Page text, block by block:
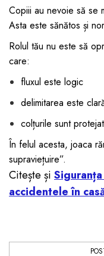
Copiii au nevoie să se
Asta este sănătos și
Rolul tău nu este să
care:
fluxul este logic
delimitarea este
colțurile sunt
În felul acesta, joaca
supraviețuire”.
Citește și
accidentele în